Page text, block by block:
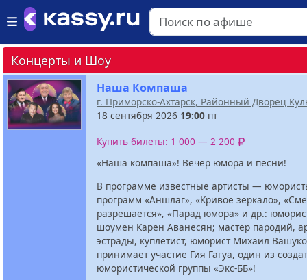
Концерты и Шоу
Наша Компаша
г. Приморско-Ахтарск, Районный Дворец
18 сентября 2026 19:00 пт
Купить билеты: 1 000 — 2 200
«Наша компаша»! Вечер юмора и песни!
В программе известные артисты —
программ «Аншлаг», «Кривое зеркало»,
разрешается», «Парад юмора» и др.:
шоумен Карен Аванесян; мастер пародий,
эстрады, куплетист, юморист Михаил
принимает участие Гия Гагуа, один из
юмористической группы «Экс-ББ»!